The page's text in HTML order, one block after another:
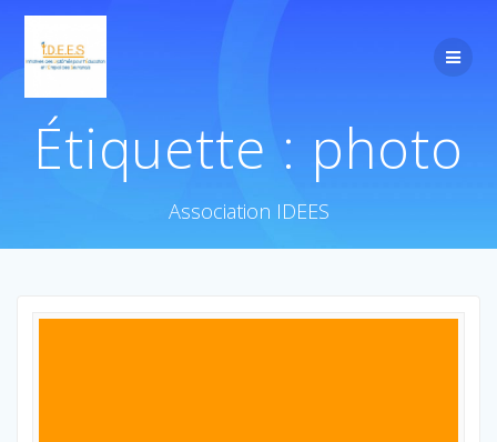
Étiquette : photo
Association IDEES